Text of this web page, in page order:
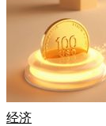
经济